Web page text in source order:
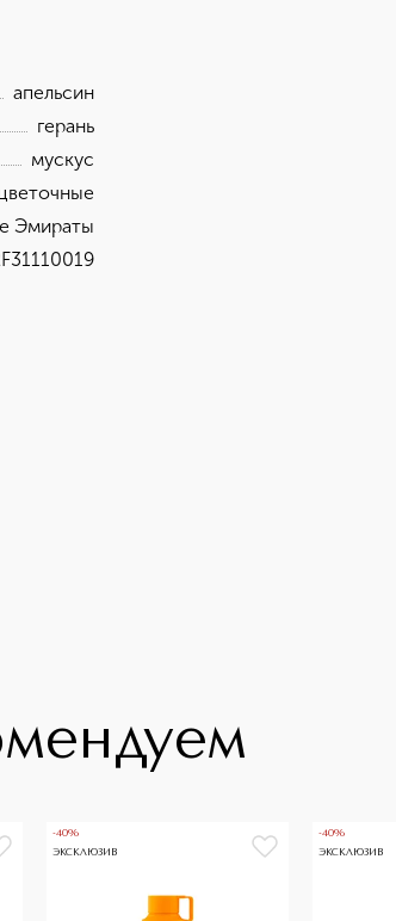
апельсин
герань
мускус
Эмираты
-40%
ЭКСКЛЮЗИВ
-40%
ЭКСКЛЮЗИВ